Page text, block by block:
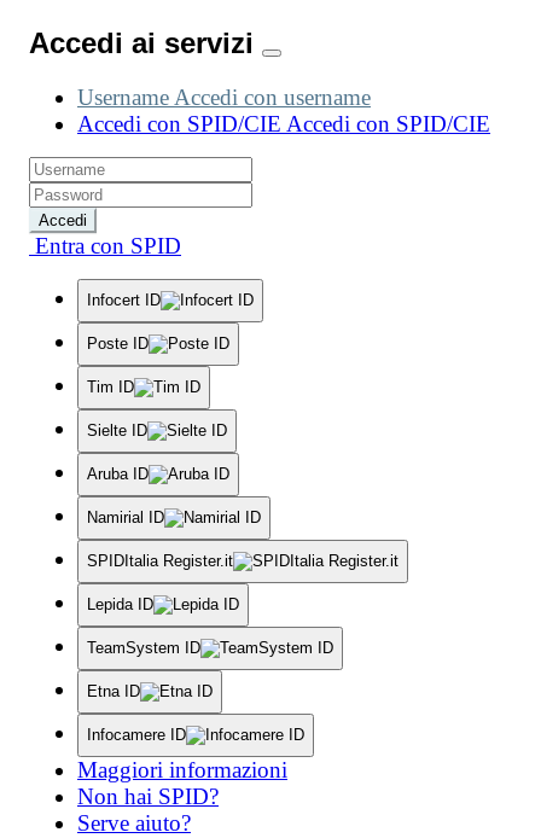
Accedi ai servizi
Username Accedi con username
Accedi con SPID/CIE Accedi con SPID/CIE
Accedi
Entra con SPID
Infocert ID
Poste ID
Tim ID
Sielte ID
Aruba ID
Namirial ID
SPIDItalia Register.it
Lepida ID
TeamSystem ID
Etna ID
Infocamere ID
Maggiori informazioni
Non hai SPID?
Serve aiuto?